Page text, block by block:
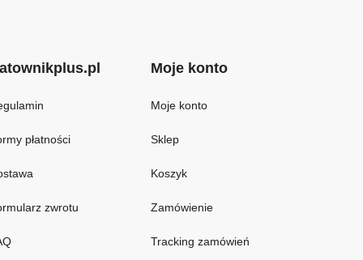
płatności
zwrotu
Moje konto
Moje konto
Sklep
Koszyk
Zamówienie
Tracking zamówień